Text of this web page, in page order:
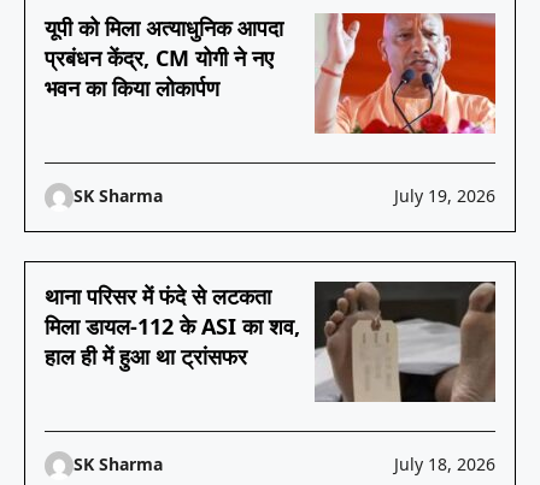
यूपी को मिला अत्याधुनिक आपदा
प्रबंधन केंद्र, CM योगी ने नए
भवन का किया लोकार्पण
SK Sharma July 19, 2026
थाना परिसर में फंदे से लटकता
मिला डायल-112 के ASI का शव,
हाल ही में हुआ था ट्रांसफर
SK Sharma July 18, 2026